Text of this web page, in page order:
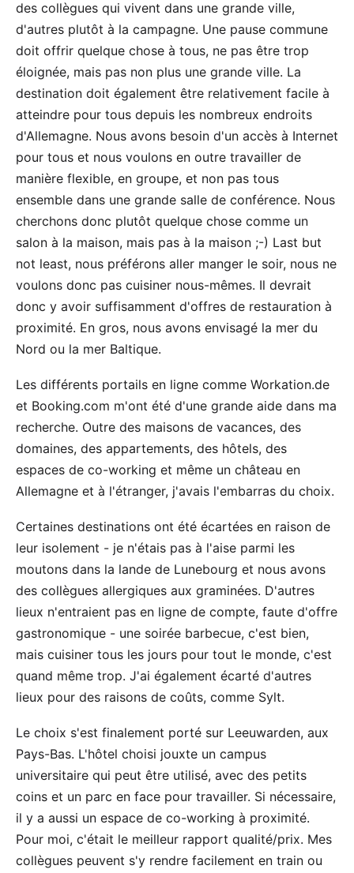
des collègues qui vivent dans une grande ville,
d'autres plutôt à la campagne. Une pause commune
doit offrir quelque chose à tous, ne pas être trop
éloignée, mais pas non plus une grande ville. La
destination doit également être relativement facile à
atteindre pour tous depuis les nombreux endroits
d'Allemagne. Nous avons besoin d'un accès à Internet
pour tous et nous voulons en outre travailler de
manière flexible, en groupe, et non pas tous
ensemble dans une grande salle de conférence. Nous
cherchons donc plutôt quelque chose comme un
salon à la maison, mais pas à la maison ;-) Last but
not least, nous préférons aller manger le soir, nous ne
voulons donc pas cuisiner nous-mêmes. Il devrait
donc y avoir suffisamment d'offres de restauration à
proximité. En gros, nous avons envisagé la mer du
Nord ou la mer Baltique.
Les différents portails en ligne comme Workation.de
et Booking.com m'ont été d'une grande aide dans ma
recherche. Outre des maisons de vacances, des
domaines, des appartements, des hôtels, des
espaces de co-working et même un château en
Allemagne et à l'étranger, j'avais l'embarras du choix.
Certaines destinations ont été écartées en raison de
leur isolement - je n'étais pas à l'aise parmi les
moutons dans la lande de Lunebourg et nous avons
des collègues allergiques aux graminées. D'autres
lieux n'entraient pas en ligne de compte, faute d'offre
gastronomique - une soirée barbecue, c'est bien,
mais cuisiner tous les jours pour tout le monde, c'est
quand même trop. J'ai également écarté d'autres
lieux pour des raisons de coûts, comme Sylt.
Le choix s'est finalement porté sur Leeuwarden, aux
Pays-Bas. L'hôtel choisi jouxte un campus
universitaire qui peut être utilisé, avec des petits
coins et un parc en face pour travailler. Si nécessaire,
il y a aussi un espace de co-working à proximité.
Pour moi, c'était le meilleur rapport qualité/prix. Mes
collègues peuvent s'y rendre facilement en train ou